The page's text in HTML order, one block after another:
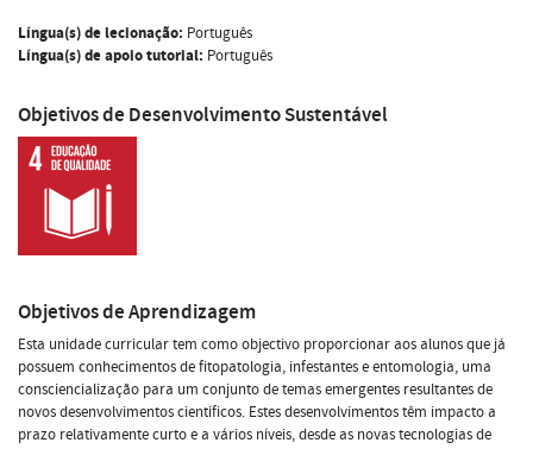
Língua(s) de lecionação: Português
Língua(s) de apoio tutorial: Português
Objetivos de Desenvolvimento Sustentável
Objetivos de Aprendizagem
Esta unidade curricular tem como objectivo proporcionar aos alunos que já
possuem conhecimentos de fitopatologia, infestantes e entomologia, uma
consciencialização para um conjunto de temas emergentes resultantes de
novos desenvolvimentos científicos. Estes desenvolvimentos têm impacto a
prazo relativamente curto e a vários níveis, desde as novas tecnologias de